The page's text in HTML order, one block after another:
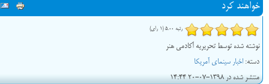
خواهند کرد
رتبه 5.00 (1 رای)
نوشته شده توسط تحریریه آکادمی هنر
دسته: اخبار سینمای آمریکا
منتشر شده در 1398-07-20 14:44